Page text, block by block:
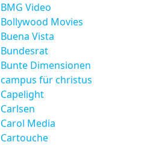
BMG Video
Bollywood Movies
Buena Vista
Bundesrat
Bunte Dimensionen
campus für christus
Capelight
Carlsen
Carol Media
Cartouche